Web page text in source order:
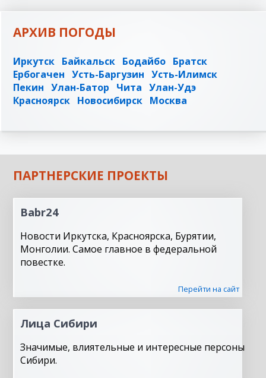
АРХИВ ПОГОДЫ
Иркутск Байкальск Бодайбо Братск
Ербогачен Усть-Баргузин Усть-Илимск
Пекин Улан-Батор Чита Улан-Удэ
Красноярск Новосибирск Москва
ПАРТНЕРСКИЕ ПРОЕКТЫ
Babr24
Новости Иркутска, Красноярска, Бурятии,
Монголии. Самое главное в федеральной
повестке.
Перейти на сайт
Лица Сибири
Значимые, влиятельные и интересные персоны
Сибири.